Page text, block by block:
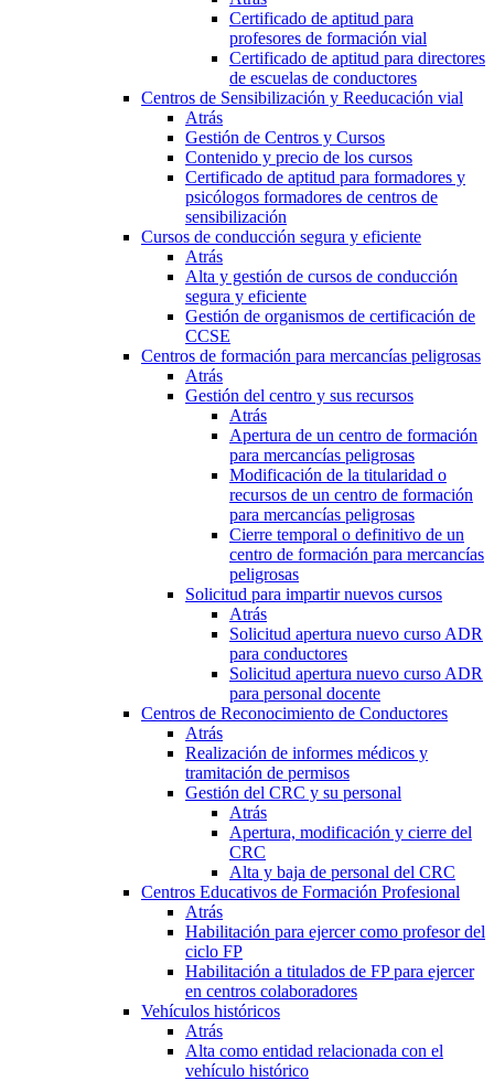
Certificado de aptitud para
profesores de formación vial
Certificado de aptitud para directores
de escuelas de conductores
Centros de Sensibilización y Reeducación vial
Atrás
Gestión de Centros y Cursos
Contenido y precio de los cursos
Certificado de aptitud para formadores y
psicólogos formadores de centros de
sensibilización
Cursos de conducción segura y eficiente
Atrás
Alta y gestión de cursos de conducción
segura y eficiente
Gestión de organismos de certificación de
CCSE
Centros de formación para mercancías peligrosas
Atrás
Gestión del centro y sus recursos
Atrás
Apertura de un centro de formación
para mercancías peligrosas
Modificación de la titularidad o
recursos de un centro de formación
para mercancías peligrosas
Cierre temporal o definitivo de un
centro de formación para mercancías
peligrosas
Solicitud para impartir nuevos cursos
Atrás
Solicitud apertura nuevo curso ADR
para conductores
Solicitud apertura nuevo curso ADR
para personal docente
Centros de Reconocimiento de Conductores
Atrás
Realización de informes médicos y
tramitación de permisos
Gestión del CRC y su personal
Atrás
Apertura, modificación y cierre del
CRC
Alta y baja de personal del CRC
Centros Educativos de Formación Profesional
Atrás
Habilitación para ejercer como profesor del
ciclo FP
Habilitación a titulados de FP para ejercer
en centros colaboradores
Vehículos históricos
Atrás
Alta como entidad relacionada con el
vehículo histórico